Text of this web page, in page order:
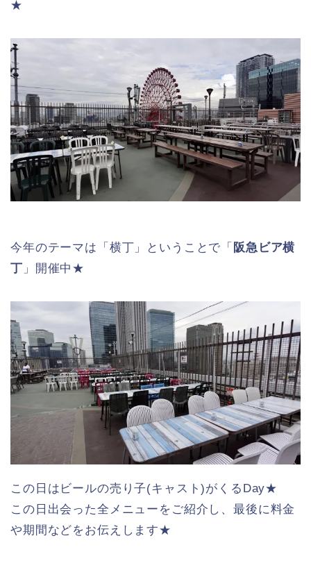
★
今年のテーマは「横丁」ということで「 阪急ビア横
丁 」開催中★
この日はビールの売り子(キャスト)がくるDay★
この日出会った全メニューをご紹介し、最後に料金
や期間などをお伝えします★